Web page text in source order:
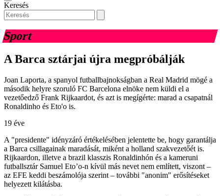
Keresés
Sport
A Barca sztárjai újra megpróbálják
Joan Laporta, a spanyol futballbajnokságban a Real Madrid mögé a
második helyre szoruló FC Barcelona elnöke nem küldi el a
vezetőedző Frank Rijkaardot, és azt is megígérte: marad a csapatnál
Ronaldinho és Eto'o is.
19 éve
A "presidente" idényzáró értékelésében jelentette be, hogy garantálja
a Barca csillagainak maradását, miként a holland szakvezetőét is.
Rijkaardon, illetve a brazil klasszis Ronaldinhón és a kameruni
futballsztár Samuel Eto’o-n kívül más nevet nem említett, viszont –
az EFE keddi beszámolója szerint – további "anonim" erősítéseket
helyezett kilátásba.